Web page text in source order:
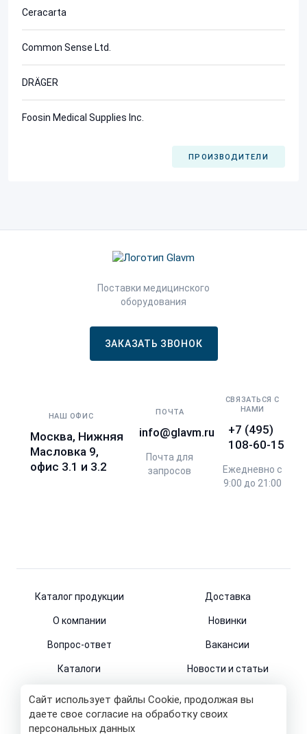
Сайт использует файлы Cookie, продолжая вы
даете свое согласие на обработку своих
персональных данных
Ceracarta
Common Sense Ltd.
DRÄGER
Foosin Medical Supplies Inc.
ПРОИЗВОДИТЕЛИ
Поставки медицинского
оборудования
ЗАКАЗАТЬ ЗВОНОК
НАШ ОФИС
Москва, Нижняя
Масловка 9,
офис 3.1 и 3.2
ПОЧТА
info@glavm.ru
Почта для
запросов
СВЯЗАТЬСЯ С
НАМИ
+7 (495)
108-60-15
Ежедневно с
9:00 до 21:00
Каталог продукции Доставка
О компании Новинки
Вопрос-ответ Вакансии
Каталоги Новости и статьи